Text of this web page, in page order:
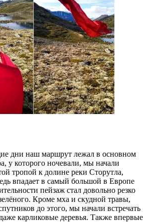
дни наш маршрут лежал в основном
у которого ночевали, мы начали
тропой к долине реки Сторутла,
впадает в самый большой в Европе
пейзаж стал довольно резко
Кроме мха и скудной травы,
до этого, мы начали встречать
карликовые деревья. Также впервые